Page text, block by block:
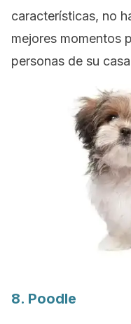
características, no
mejores momentos
personas de su
8. Poodle